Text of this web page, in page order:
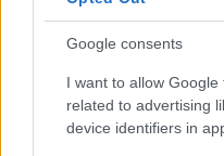
Google consents
I want to allow
related to advertising
device identifiers in
Re: Takto sa rieši
stačil jeden prvok |
Ale vždy, keď…
Re: Toto je najväčší